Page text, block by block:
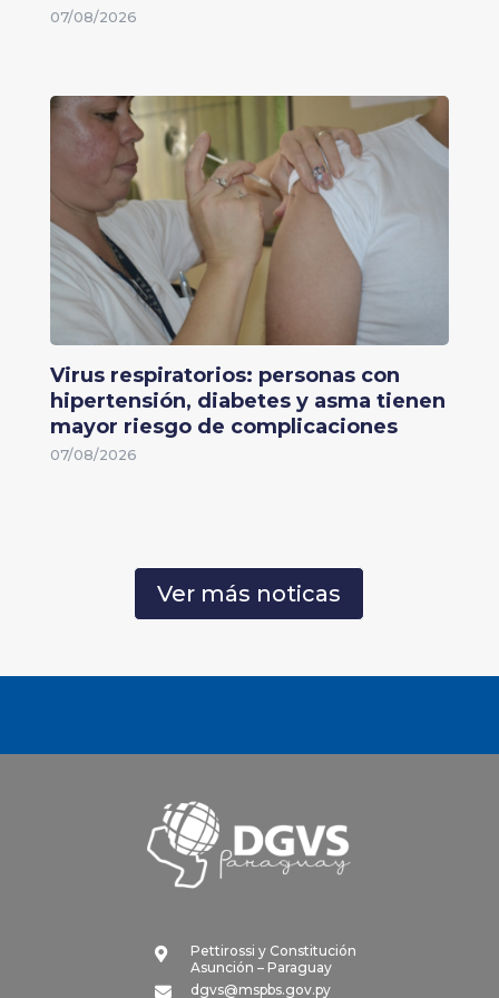
07/08/2026
Virus respiratorios: personas con
hipertensión, diabetes y asma tienen
mayor riesgo de complicaciones
07/08/2026
Ver más noticas

Pettirossi y Constitución
Asunción – Paraguay

dgvs@mspbs.gov.py